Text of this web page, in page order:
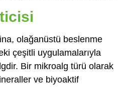
olağanüstü beslenme
çeşitli uygulamalarıyla
Bir mikroalg türü olarak
ve biyoaktif